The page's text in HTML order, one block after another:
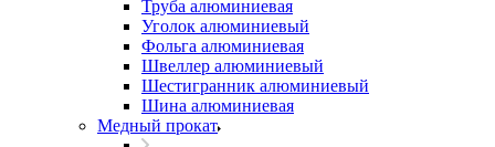
Труба алюминиевая
Уголок алюминиевый
Фольга алюминиевая
Швеллер алюминиевый
Шестигранник алюминиевый
Шина алюминиевая
Медный прокат